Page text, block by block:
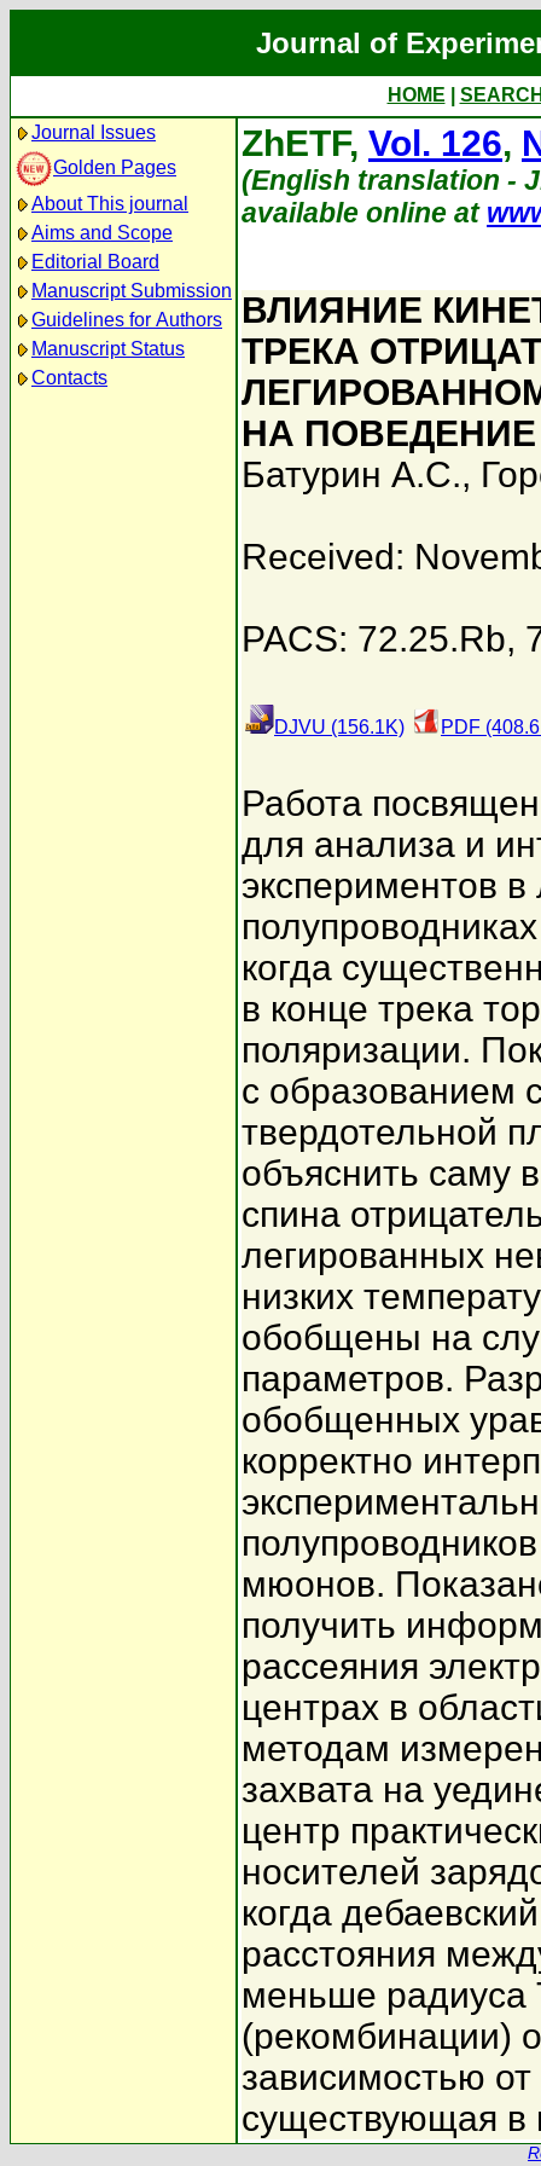
Journal of
HOME
Journal Issues
Golden Pages
About This journal
Aims and Scope
Editorial Board
Manuscript Submission
Guidelines for Authors
Manuscript Status
Contacts
ZhETF, Vol. 126,
(English translation -
available online at
ВЛИЯНИЕ
ТРЕКА
НА
Батурин А.С.,
Received:
PACS: 72.25.Rb,
DJVU (156.1K) PDF
Работа
для анализа и
экспериментов
когда
в конце трека
поляризации.
с образованием
твердотельной
объяснить саму
спина
легированных
низких
обобщены на
параметров.
обобщенных
корректно
мюонов.
получить
рассеяния
центрах в
методам
захвата на
центр
носителей
когда
расстояния
меньше радиуса
(рекомбинации)
зависимостью
существующая в